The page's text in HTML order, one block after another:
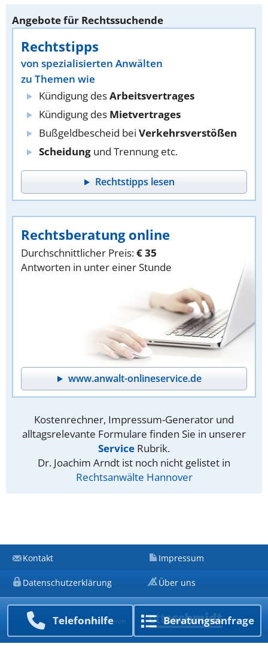
Angebote für Rechtssuchende
Rechtstipps
von spezialisierten Anwälten
zu Themen wie
Kündigung desArbeitsvertrages
Kündigung des Mietvertrages
Bußgeldbescheid bei Verkehrsverstößen
Scheidung und Trennung etc.
Rechtstipps lesen
Rechtsberatung online
Durchschnittlicher Preis:€ 35
Antworten in unter einer Stunde
www.anwalt-onlineservice.de
Kostenrechner, Impressum-Generator und
alltagsrelevante Formulare finden Sie in unserer
Service Rubrik.
Dr. Joachim Arndt ist noch nicht gelistet in
Rechtsanwälte Hannover
Telefon­hilfe Beratungs­anfrage
Kontakt Impressum
Datenschutzerklärung Über uns
Ein Unternehmen von